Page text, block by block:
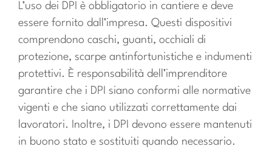
L’uso dei DPI è obbligatorio in cantiere e deve
essere fornito dall’impresa. Questi dispositivi
comprendono caschi, guanti, occhiali di
protezione, scarpe antinfortunistiche e indumenti
protettivi. È responsabilità dell’imprenditore
garantire che i DPI siano conformi alle normative
vigenti e che siano utilizzati correttamente dai
lavoratori. Inoltre, i DPI devono essere mantenuti
in buono stato e sostituiti quando necessario.